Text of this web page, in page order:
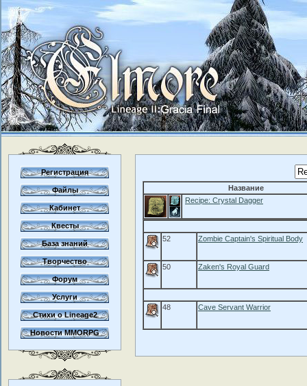
Регистрация
Файлы
Кабинет
Квесты
База знаний
Творчество
Форум
Услуги
Стихи о Lineage2
Новости MMORPG
Название
Recipe: Crystal Dagger
52 Zombie Captain's Spiritual Body
50 Zaken's Royal Guard
48 Cave Servant Warrior